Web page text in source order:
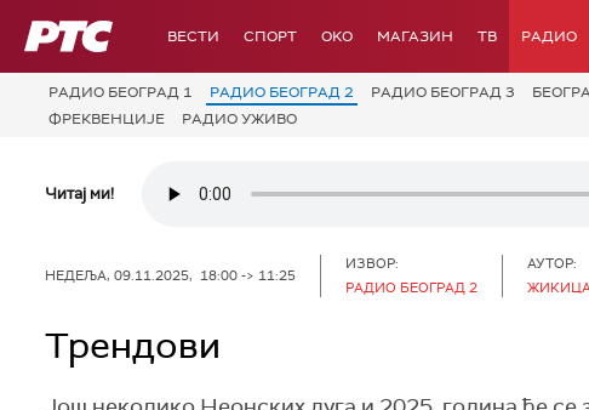
РТС ВЕСТИ СПОРТ OKO МАГАЗИН ТВ РАДИО
РАДИО БЕОГРАД 1 РАДИО БЕОГРАД 2 РАДИО БЕОГРАД 3
ФРЕКВЕНЦИЈЕ
РАДИО УЖИВО
Читај ми!
НЕДЕЉА, 09.11.2025, 18:00 -> 11:25
ИЗВОР:
РАДИО БЕОГРАД 2
АУТОР:
Трендови